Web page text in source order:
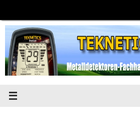
Inhalt
springen